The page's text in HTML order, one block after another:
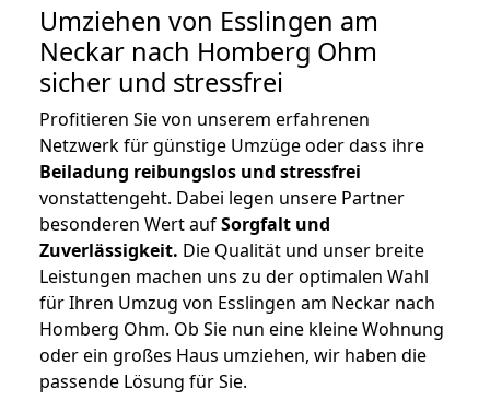
Umziehen von Esslingen am
Neckar nach Homberg Ohm
sicher und stressfrei
Profitieren Sie von unserem erfahrenen
Netzwerk für günstige Umzüge oder dass ihre
Beiladung reibungslos und stressfrei
vonstattengeht. Dabei legen unsere Partner
besonderen Wert aufSorgfalt und
Zuverlässigkeit. Die Qualität und unser breite
Leistungen machen uns zu der optimalen Wahl
für Ihren Umzug von Esslingen am Neckar nach
Homberg Ohm. Ob Sie nun eine kleine Wohnung
oder ein großes Haus umziehen, wir haben die
passende Lösung für Sie.